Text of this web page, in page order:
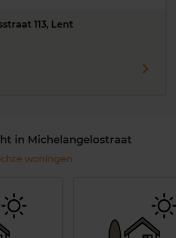
113, Lent
in Michelangelostraat
woningen